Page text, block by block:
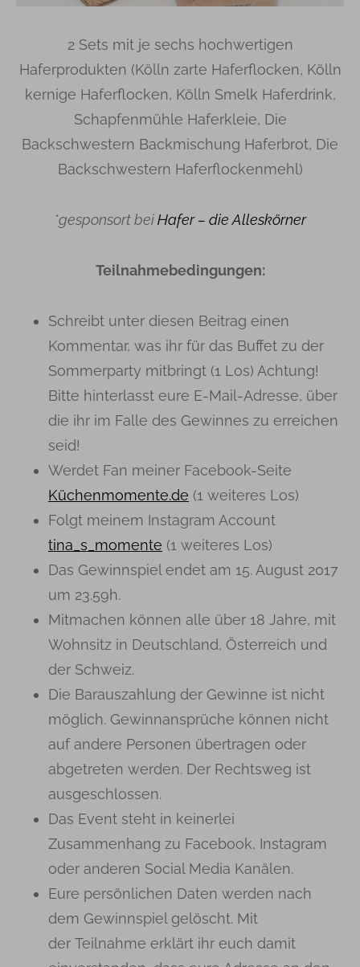
2 Sets mit je sechs hochwertigen
Haferprodukten (Kölln zarte Haferflocken, Kölln
kernige Haferflocken, Kölln Smelk Haferdrink,
Schapfenmühle Haferkleie, Die
Backschwestern Backmischung Haferbrot, Die
Backschwestern Haferflockenmehl)
*gesponsort beiHafer – die Alleskörner
Teilnahmebedingungen:
Schreibt unter diesen Beitrag einen
Kommentar, was ihr für das Buffet zu der
Sommerparty mitbringt (1 Los) Achtung!
Bitte hinterlasst eure E-Mail-Adresse, über
die ihr im Falle des Gewinnes zu erreichen
seid!
Werdet Fan meiner Facebook-Seite
Küchenmomente.de (1 weiteres Los)
Folgt meinem Instagram Account
tina_s_momente (1 weiteres Los)
Das Gewinnspiel endet am 15. August 2017
um 23.59h.
Mitmachen können alle über 18 Jahre, mit
Wohnsitz in Deutschland, Österreich und
der Schweiz.
Die Barauszahlung der Gewinne ist nicht
möglich. Gewinnansprüche können nicht
auf andere Personen übertragen oder
abgetreten werden. Der Rechtsweg ist
ausgeschlossen.
Das Event steht in keinerlei
Zusammenhang zu Facebook, Instagram
oder anderen Social Media Kanälen.
Eure persönlichen Daten werden nach
dem Gewinnspiel gelöscht. Mit
der Teilnahme erklärt ihr euch damit